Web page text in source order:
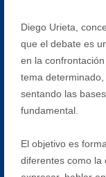
Diego Urieta,
que el debate es
en la
tema
sentando las
fundamental.
El objetivo es
diferentes como la